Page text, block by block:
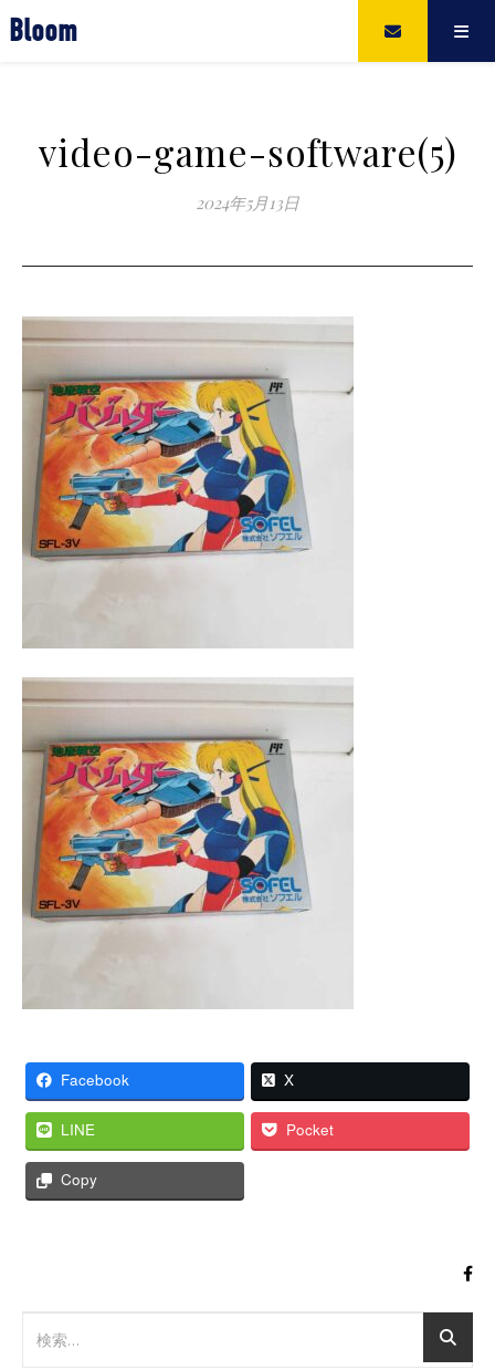
Bloom
video-game-software(5)
2024年5月13日
Facebook X
LINE Pocket
Copy